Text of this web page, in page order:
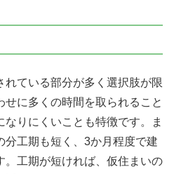
れている部分が多く選択肢が限
せに多くの時間を取られること
りにくいことも特徴です。ま
分工期も短く、3か月程度で建
工期が短ければ、仮住まいの